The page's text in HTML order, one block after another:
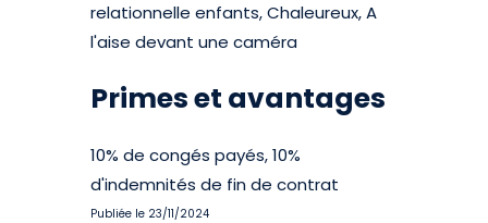
relationnelle enfants, Chaleureux, A
l'aise devant une caméra
Primes et avantages
10% de congés payés, 10%
d'indemnités de fin de contrat
Publiée le 23/11/2024